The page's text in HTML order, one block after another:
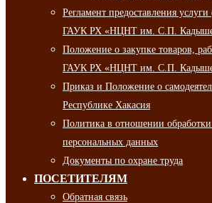
Регламент предоставления
ГАУК РХ «НЦНТ им. С.П.
Положение о закупке товаров,
ГАУК РХ «НЦНТ им. С.П.
Приказ и Положение о
Республике Хакасия
Политика в отношении
персональных данных
Документы по охране труда
ПОСЕТИТЕЛЯМ
Обратная связь